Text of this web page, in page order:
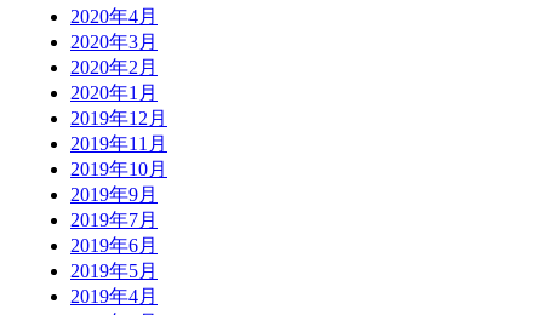
2020年4月
2020年3月
2020年2月
2020年1月
2019年12月
2019年11月
2019年10月
2019年9月
2019年7月
2019年6月
2019年5月
2019年4月